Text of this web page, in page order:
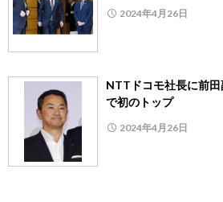
2024年4月26日
NTTドコモ社長に前
で初のトップ
2024年4月26日